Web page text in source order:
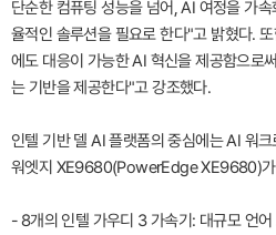
단순한 컴퓨팅 성능을 넘어, AI 여정을 가
율적인 솔루션을 필요로 한다"고 밝혔다.
에도 대응이 가능한 AI 혁신을 제공함으로
는 기반을 제공한다"고 강조했다.
인텔 기반 델 AI 플랫폼의 중심에는 AI 워
워엣지 XE9680(PowerEdge XE9680)가
- 8개의 인텔 가우디 3 가속기: 대규모 언